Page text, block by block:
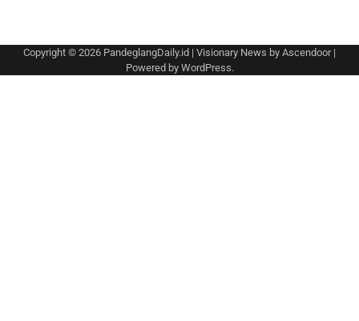
Copyright © 2026 PandeglangDaily.id | Visionary News by Ascendoor|
Powered by WordPress.